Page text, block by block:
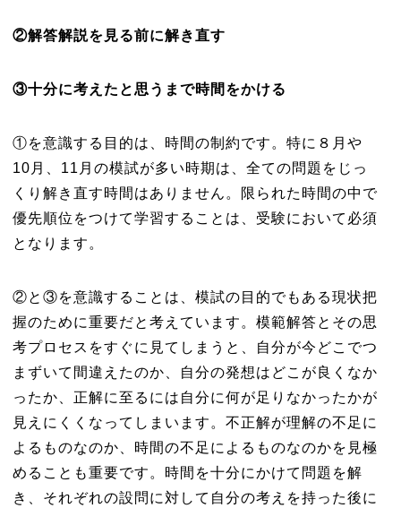
②解答解説を見る前に解き直す
③十分に考えたと思うまで時間をかける
①を意識する目的は、時間の制約です。特に８月や
10月、11月の模試が多い時期は、全ての問題をじっ
くり解き直す時間はありません。限られた時間の中で
優先順位をつけて学習することは、受験において必須
となります。
②と③を意識することは、模試の目的でもある現状把
握のために重要だと考えています。模範解答とその思
考プロセスをすぐに見てしまうと、自分が今どこでつ
まずいて間違えたのか、自分の発想はどこが良くなか
ったか、正解に至るには自分に何が足りなかったかが
見えにくくなってしまいます。不正解が理解の不足に
よるものなのか、時間の不足によるものなのかを見極
めることも重要です。時間を十分にかけて問題を解
き、それぞれの設問に対して自分の考えを持った後に